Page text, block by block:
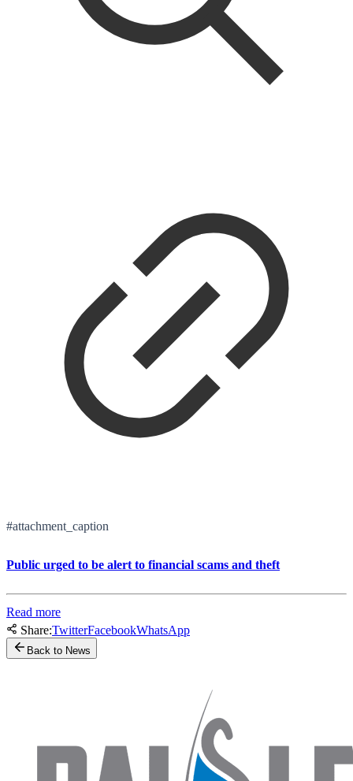
#attachment_caption
Public urged to be alert to financial scams and theft
Read more
Share:TwitterFacebookWhatsApp
Back to News